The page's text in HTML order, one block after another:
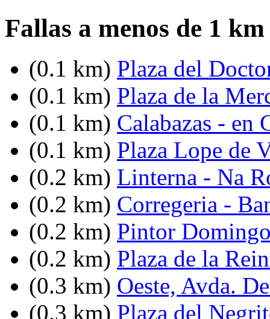
Fallas a menos de 1
(0.1 km) Plaza del
(0.1 km) Plaza de la
(0.1 km) Calabazas - en
(0.1 km) Plaza Lope de
(0.2 km) Linterna - Na
(0.2 km) Corregeria -
(0.2 km) Pintor
(0.2 km) Plaza de la
(0.3 km) Oeste, Avda.
(0.3 km) Plaza del